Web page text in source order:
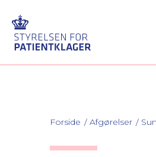
Forside Afgørelser